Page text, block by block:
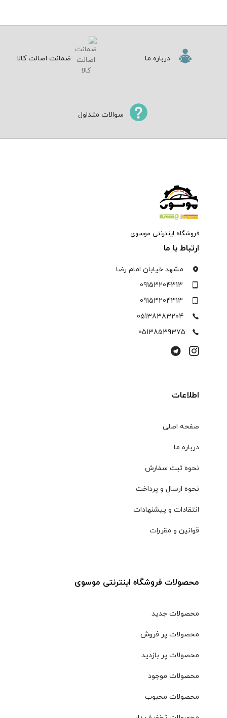
درباره ما ضمانت اصالت کالا
سوالات متداول
فروشگاه اینترنتی موسوی
ارتباط با ما
مشهد خیابان امام رضا
09153204313
09153204313
05138383204
05138539375
اطلاعات
صفحه اصلی
درباره ما
نحوه ثبت سفارش
نحوه ارسال و پرداخت
انتقادات و پیشنهادات
قوانین و مقررات
محصولات فروشگاه اینترنتی موسوی
محصولات جدید
محصولات پر فروش
محصولات پر بازدید
محصولات موجود
محصولات محبوب